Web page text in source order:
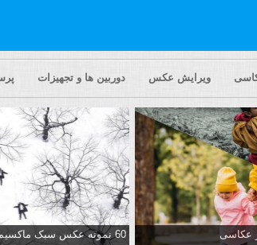
ویرایش عکس دوربین ها و تجهیزات
عکاسی 60 نمونه عکس سبک ماکسیمالیسم